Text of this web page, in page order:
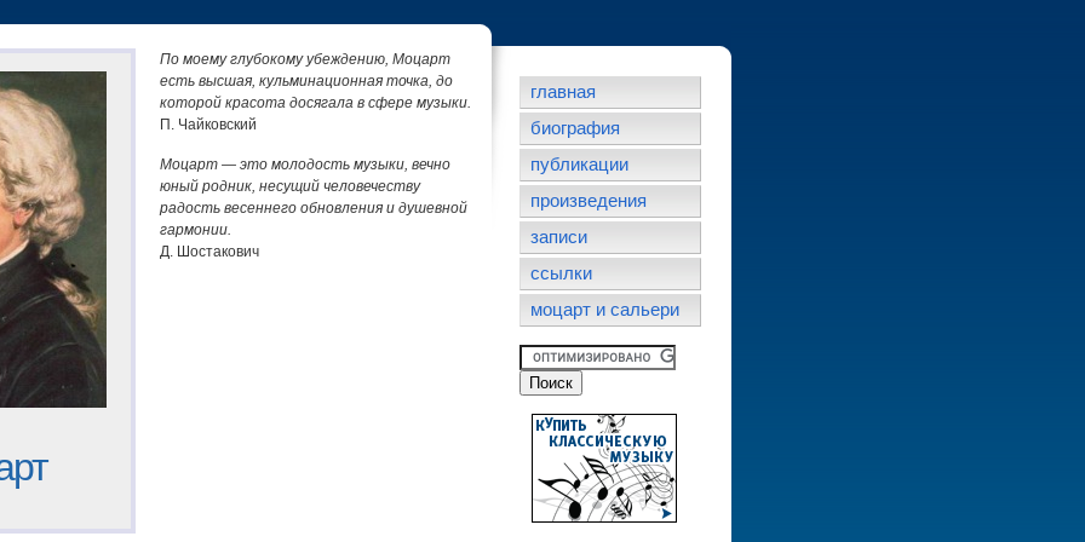
По моему глубокому убеждению, Моцарт
есть высшая, кульминационная точка, до
которой красота досягала в сфере музыки.
П. Чайковский
Моцарт — это молодость музыки, вечно
юный родник, несущий человечеству
радость весеннего обновления и душевной
гармонии.
Д. Шостакович
главная
биография
публикации
произведения
записи
ссылки
моцарт и сальери